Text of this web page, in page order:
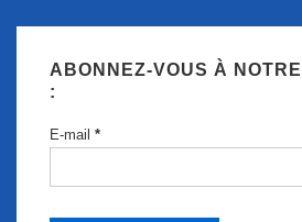
ABONNEZ-VOUS À
:
E-mail *